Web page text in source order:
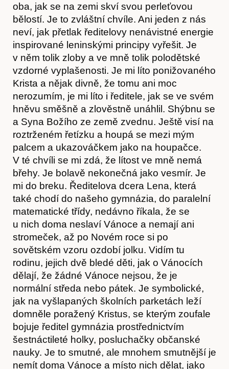
Časopis
oba, jak se na zemi skví svou perleťovou
bělostí. Je to zvláštní chvíle. Ani jeden z nás
neví, jak přetlak ředitelovy nenávistné energie
inspirované leninskými principy vyřešit. Je
v něm tolik zloby a ve mně tolik polodětské
vzdorné vyplašenosti. Je mi líto ponižovaného
Krista a nějak divně, že tomu ani moc
nerozumím, je mi líto i ředitele, jak se ve svém
hněvu směšně a zlověstně unáhlil. Shýbnu se
a Syna Božího ze země zvednu. Ještě visí na
roztrženém řetízku a houpá se mezi mým
palcem a ukazováčkem jako na houpačce.
V té chvíli se mi zdá, že lítost ve mně nemá
břehy. Je bolavě nekonečná jako vesmír. Je
mi do breku. Ředitelova dcera Lena, která
také chodí do našeho gymnázia, do paralelní
matematické třídy, nedávno říkala, že se
u nich doma neslaví Vánoce a nemají ani
stromeček, až po Novém roce si po
sovětském vzoru ozdobí jolku. Vidím tu
rodinu, jejich dvě bledé děti, jak o Vánocích
dělají, že žádné Vánoce nejsou, že je
normální středa nebo pátek. Je symbolické,
jak na vyšlapaných školních parketách leží
domněle poražený Kristus, se kterým zoufale
bojuje ředitel gymnázia prostřednictvím
šestnáctileté holky, posluchačky občanské
nauky. Je to smutné, ale mnohem smutnější je
nemít doma Vánoce a místo nich dělat, jako